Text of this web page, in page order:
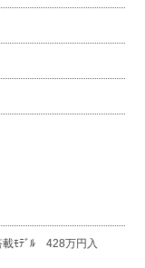
載ﾓﾃﾞﾙ 428万円入